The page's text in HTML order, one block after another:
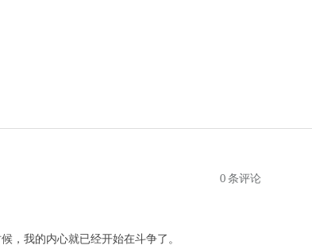
0 条评论
，我的内心就已经开始在斗争了。